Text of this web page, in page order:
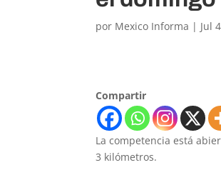
por Mexico Informa | Jul
Compartir
La competencia está
3 kilómetros.